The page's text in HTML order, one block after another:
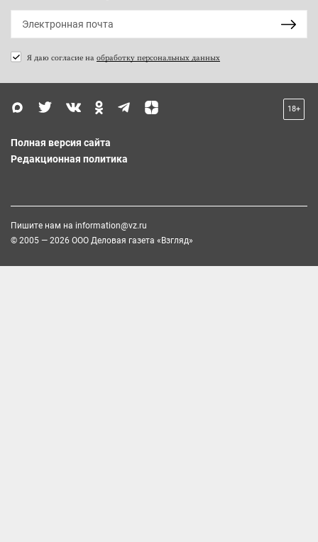
Я даю согласие на обработку персональных данных
18+
Полная версия сайта
Редакционная политика
Пишите нам на information@vz.ru
© 2005 — 2026 ООО Деловая газета «Взгляд»